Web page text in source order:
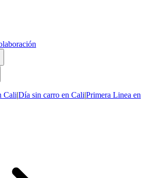
Cali|Día sin carro en Cali|Primera Linea en